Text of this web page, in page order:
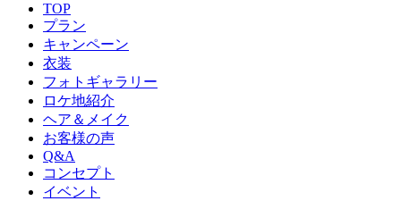
TOP
プラン
キャンペーン
衣装
フォトギャラリー
ロケ地紹介
ヘア＆メイク
お客様の声
Q&A
コンセプト
イベント